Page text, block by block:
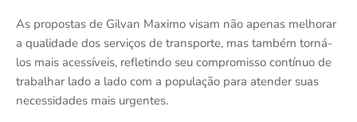
As propostas de Gilvan Maximo visam não apenas melhorar
a qualidade dos serviços de transporte, mas também torná-
los mais acessíveis, refletindo seu compromisso contínuo de
trabalhar lado a lado com a população para atender suas
necessidades mais urgentes.